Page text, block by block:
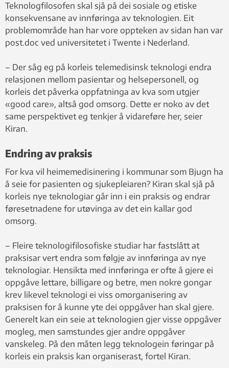
Teknologfilosofen skal sjå på dei sosiale og etiske
konsekvensane av innføringa av teknologien. Eit
problemområde han har vore oppteken av sidan han var
post.doc ved universitetet i Twente i Nederland.
– Der såg eg på korleis telemedisinsk teknologi endra
relasjonen mellom pasientar og helsepersonell, og
korleis det påverka oppfatninga av kva som utgjer
«good care», altså god omsorg. Dette er noko av det
same perspektivet eg tenkjer å vidareføre her, seier
Kiran.
Endring av praksis
For kva vil heimemedisinering i kommunar som Bjugn ha
å seie for pasienten og sjukepleiaren? Kiran skal sjå på
korleis nye teknologiar går inn i ein praksis og endrar
føresetnadene for utøvinga av det ein kallar god
omsorg.
–­ Fleire teknologifilosofiske studiar har fastslått at
praksisar vert endra som følgje av innføringa av nye
teknologiar. Hensikta med innføringa er ofte å gjere ei
oppgåve lettare, billigare og betre, men nokre gongar
krev likevel teknologi ei viss omorganisering av
praksisen for å kunne yte dei oppgåver han skal gjere.
Generelt kan ein seie at teknologien gjer visse oppgåver
mogleg, men samstundes gjer andre oppgåver
vanskeleg. På den måten legg teknologein føringar på
korleis ein praksis kan organiserast, fortel Kiran.